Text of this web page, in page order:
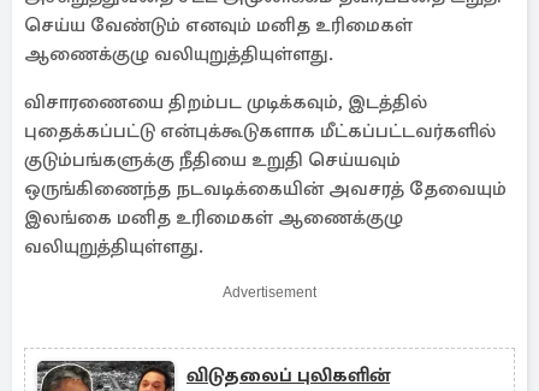
செய்ய வேண்டும் எனவும் மனித உரிமைகள்
ஆணைக்குழு வலியுறுத்தியுள்ளது.
விசாரணையை திறம்பட முடிக்கவும், இடத்தில்
புதைக்கப்பட்டு என்புக்கூடுகளாக மீட்கப்பட்டவர்களில்
குடும்பங்களுக்கு நீதியை உறுதி செய்யவும்
ஒருங்கிணைந்த நடவடிக்கையின் அவசரத் தேவையும்
இலங்கை மனித உரிமைகள் ஆணைக்குழு
வலியுறுத்தியுள்ளது.
Advertisement
விடுதலைப் புலிகளின்